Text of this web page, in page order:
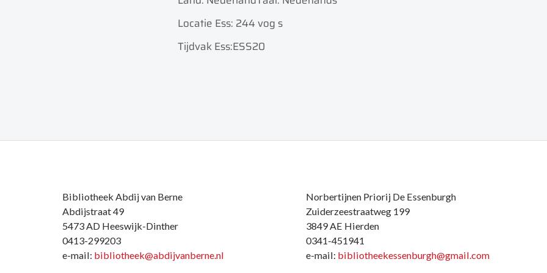
Locatie Ess: 244 vog s
Tijdvak Ess:ESS20
Bibliotheek Abdij van Berne
Abdijstraat 49
5473 AD Heeswijk-Dinther
0413-299203
e-mail: bibliotheek@abdijvanberne.nl
Norbertijnen Priorij De Essenburgh
Zuiderzeestraatweg 199
3849 AE Hierden
0341-451941
e-mail: bibliotheekessenburgh@gmail.com